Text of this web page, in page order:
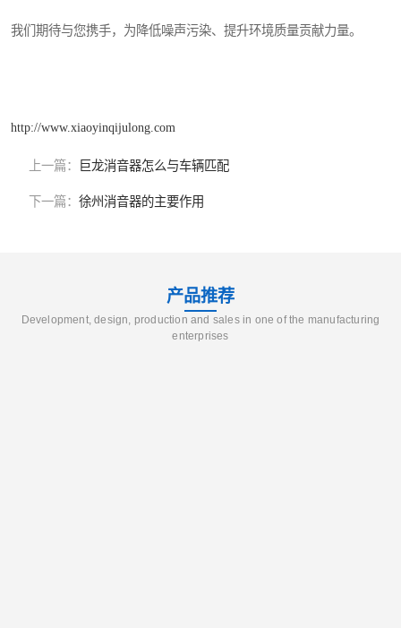
我们期待与您携手，为降低噪声污染、提升环境质量贡献力量。
http://www.xiaoyinqijulong.com
上一篇： 巨龙消音器怎么与车辆匹配
下一篇： 徐州消音器的主要作用
产品推荐
Development, design, production and sales in one of the manufacturing
enterprises